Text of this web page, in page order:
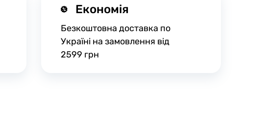
Економія
Безкоштовна доставка по
Україні на замовлення від
2599 грн